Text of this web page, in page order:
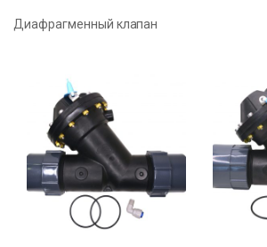
Диафрагменный клапан